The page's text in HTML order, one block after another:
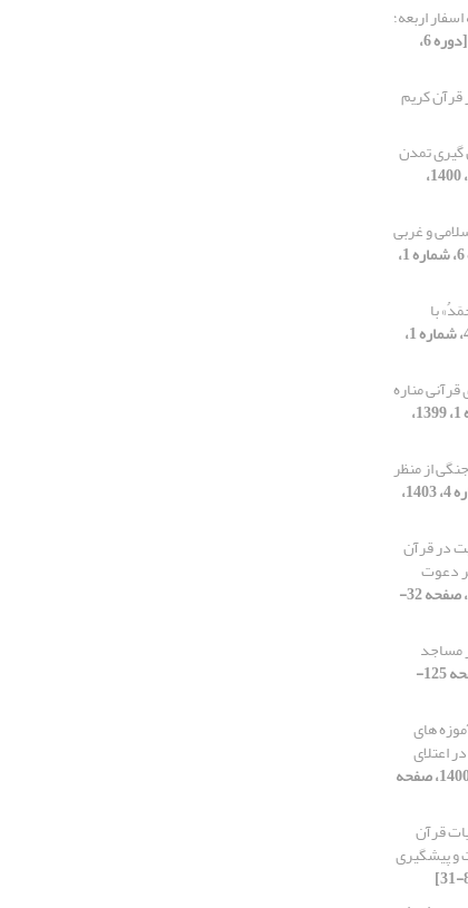
اربعه؛
[دوره 6،
قرآن کریم
تمدن
[دوره 2، شماره 1، 1400،
و غربی
[دوره 6، شماره 1،
با
[دوره 4، شماره 1،
مناره
[دوره 1، شماره 1، 1399،
از منظر
[دوره 5، شماره 4، 1403،
در قرآن
دعوت
[دوره 4، شماره 3، 1402، صفحه 32-
مساجد
[دوره 1، شماره 1، 1399، صفحه 125-
های
اعتلای
[دوره 2، شماره 3، 1400، صفحه
قرآن
و پیشگیری